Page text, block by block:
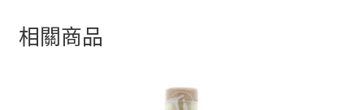
相關商品